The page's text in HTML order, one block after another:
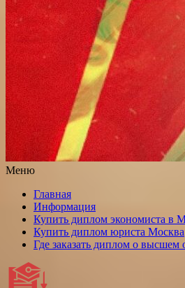
Меню
Главная
Информация
Купить диплом экономиста в
Купить диплом юриста Москва
Где заказать диплом о высшем